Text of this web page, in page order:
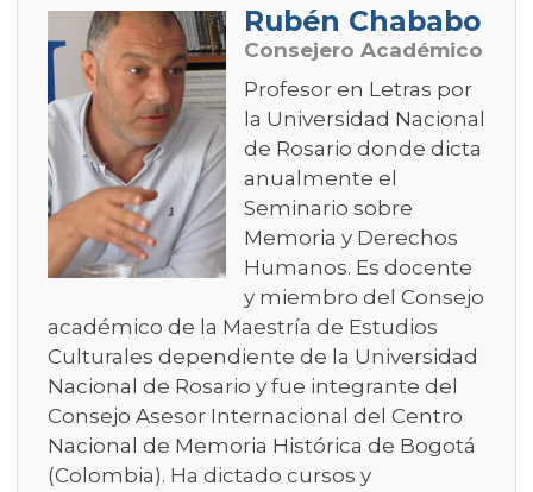
Rubén Chababo
Consejero Académico
Profesor en Letras por
la Universidad Nacional
de Rosario donde dicta
anualmente el
Seminario sobre
Memoria y Derechos
Humanos. Es docente
y miembro del Consejo
académico de la Maestría de Estudios
Culturales dependiente de la Universidad
Nacional de Rosario y fue integrante del
Consejo Asesor Internacional del Centro
Nacional de Memoria Histórica de Bogotá
(Colombia). Ha dictado cursos y